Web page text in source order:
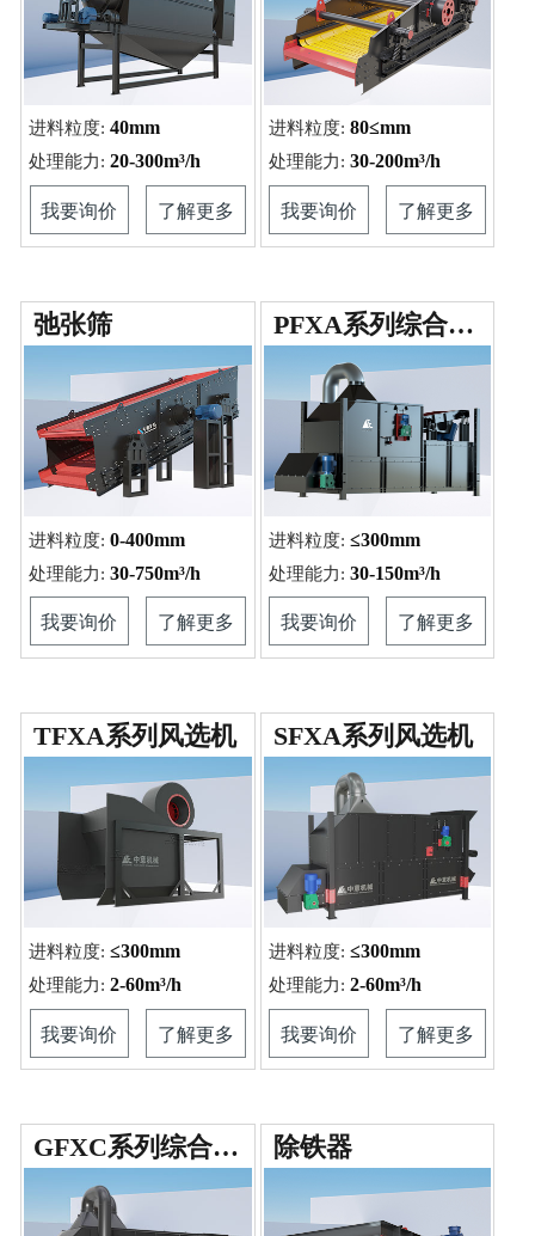
进料粒度: 40mm
处理能力: 20-300m³/h
我要询价 了解更多
进料粒度: 80≤mm
处理能力: 30-200m³/h
我要询价 了解更多
弛张筛
进料粒度: 0-400mm
处理能力: 30-750m³/h
我要询价 了解更多
PFXA系列综合风...
进料粒度: ≤300mm
处理能力: 30-150m³/h
我要询价 了解更多
TFXA系列风选机
进料粒度: ≤300mm
处理能力: 2-60m³/h
我要询价 了解更多
SFXA系列风选机
进料粒度: ≤300mm
处理能力: 2-60m³/h
我要询价 了解更多
GFXC系列综合风... 除铁器